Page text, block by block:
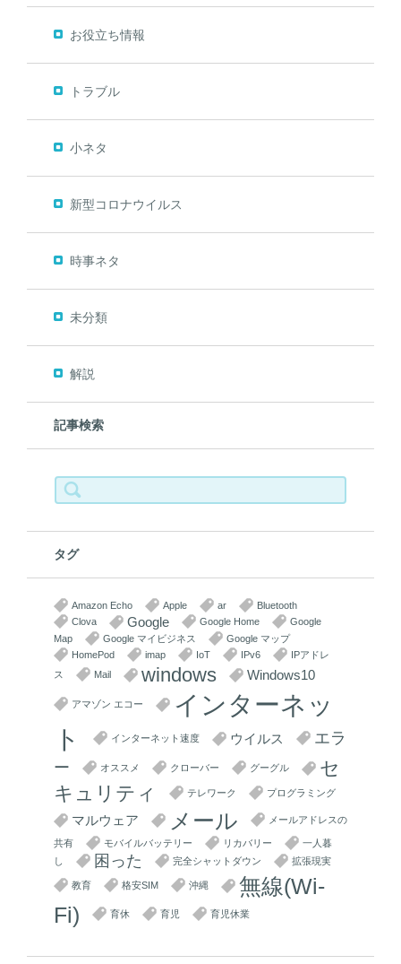
お役立ち情報
トラブル
小ネタ
新型コロナウイルス
時事ネタ
未分類
解説
記事検索
検
索:
タグ
Amazon Echo Apple ar
Bluetooth
Clova
Google Google Home
Google
Map
Google マイビジネス
Google マップ
HomePod
imap IoT IPv6
IPアドレ
ス
Mail windows Windows10
アマゾン エコー
インターネッ
ト
インターネット速度 ウイルス
エラ
ー
オススメ クローバー グーグル
セ
キュリティ
テレワーク プログラミング
マルウェア メール メールアドレスの
共有 モバイルバッテリー リカバリー
一人暮
し
困った 完全シャットダウン 拡張現実
教育 格安SIM 沖縄
無線(Wi-
Fi)
育休 育児 育児休業